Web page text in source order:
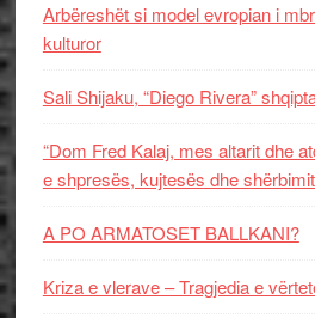
Arbëreshët si model evropian i
kulturor
Sali Shijaku, “Diego Rivera”
“Dom Fred Kalaj, mes altarit dhe
e shpresës, kujtesës dhe
A PO ARMATOSET BALLKANI?
Kriza e vlerave – Tragjedia e